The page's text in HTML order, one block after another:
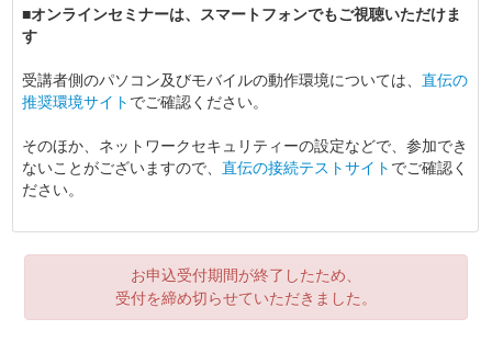
■オンラインセミナーは、スマートフォンでもご視聴いただけま
す
受講者側のパソコン及びモバイルの動作環境については、直伝の
推奨環境サイト でご確認ください。
そのほか、ネットワークセキュリティーの設定などで、参加でき
ないことがございますので、直伝の接続テストサイト でご確認く
ださい。
お申込受付期間が終了したため、
受付を締め切らせていただきました。